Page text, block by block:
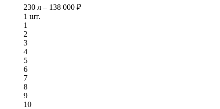
230 л – 138 000 ₽
1 шт.
1
2
3
4
5
6
7
8
9
10